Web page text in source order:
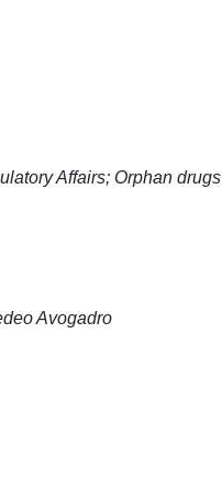
Affairs; Orphan drugs
Avogadro